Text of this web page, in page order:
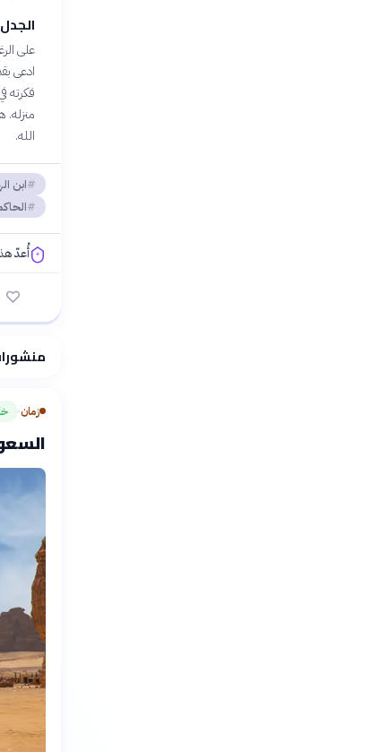
على
ادعى
فكرته
منزله.
الله.
ابن
أُعدّ
زمان›
السعودية